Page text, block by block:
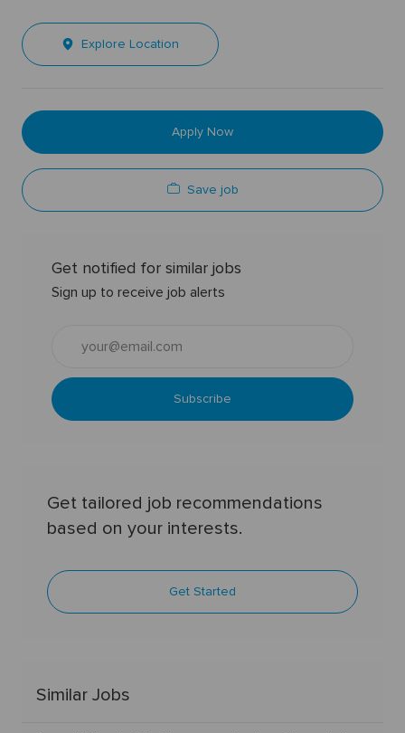
Explore Location
Apply Now
Save job
Get notified for similar jobs
Sign up to receive job alerts
Email
address
Subscribe
Get tailored job recommendations
based on your interests.
Get Started
Similar Jobs